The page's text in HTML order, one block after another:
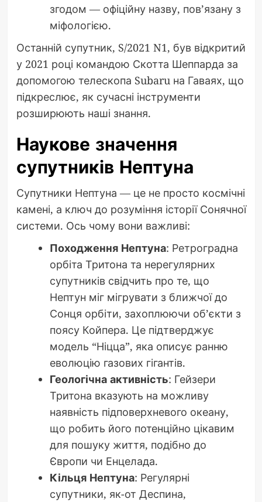
згодом — офіційну назву, пов’язану з
міфологією.
Останній супутник, S/2021 N1, був відкритий
у 2021 році командою Скотта Шеппарда за
допомогою телескопа Subaru на Гаваях, що
підкреслює, як сучасні інструменти
розширюють наші знання.
Наукове значення
супутників Нептуна
Супутники Нептуна — це не просто космічні
камені, а ключ до розуміння історії Сонячної
системи. Ось чому вони важливі:
Походження Нептуна: Ретроградна
орбіта Тритона та нерегулярних
супутників свідчить про те, що
Нептун міг мігрувати з ближчої до
Сонця орбіти, захоплюючи об’єкти з
поясу Койпера. Це підтверджує
модель “Ніцца”, яка описує ранню
еволюцію газових гігантів.
Геологічна активність: Гейзери
Тритона вказують на можливу
наявність підповерхневого океану,
що робить його потенційно цікавим
для пошуку життя, подібно до
Європи чи Енцелада.
Кільця Нептуна: Регулярні
супутники, як-от Деспина,